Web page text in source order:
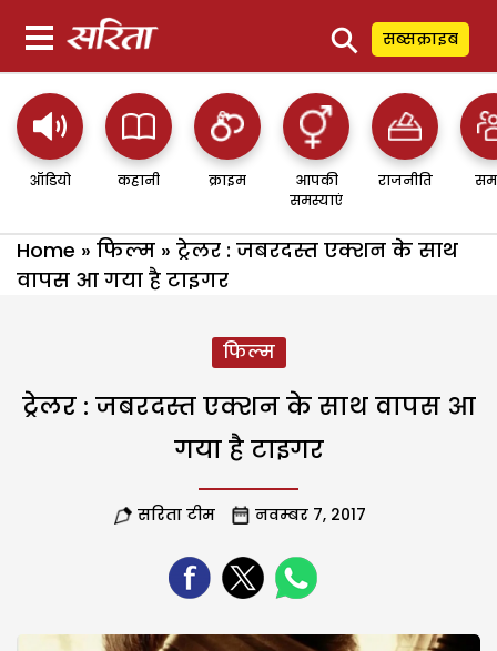
⚲ सब्सक्राइब
ऑडियो कहानी क्राइम
आपकी
समस्याएं
राजनीति
Home » फिल्म » ट्रेलर : जबरदस्त एक्शन के साथ
वापस आ गया है टाइगर
फिल्म
ट्रेलर : जबरदस्त एक्शन के साथ वापस आ
गया है टाइगर
सरिता टीम नवम्बर 7, 2017